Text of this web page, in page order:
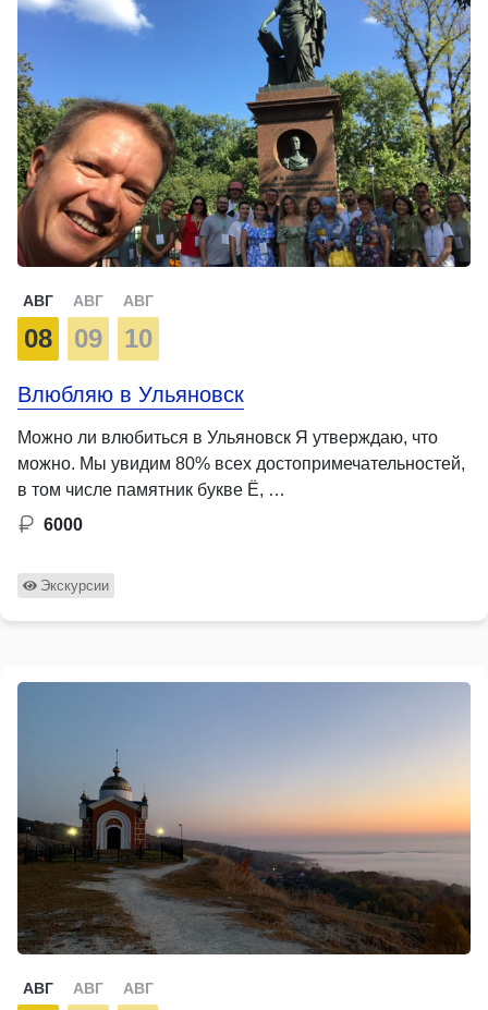
АВГ
08
АВГ
09
АВГ
10
Влюбляю в Ульяновск
Можно ли влюбиться в Ульяновск Я утверждаю, что
можно. Мы увидим 80% всех достопримечательностей,
в том числе памятник букве Ё, …
6000
Экскурсии
АВГ АВГ АВГ